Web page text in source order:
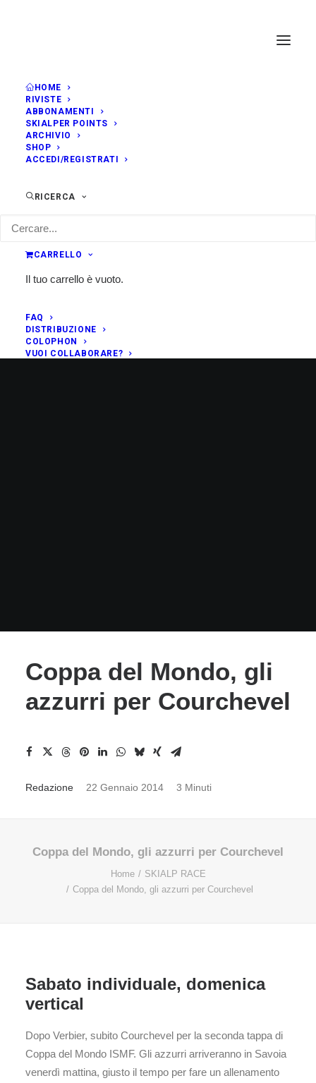
HOME
RIVISTE
ABBONAMENTI
SKIALPER POINTS
ARCHIVIO
SHOP
ACCEDI/REGISTRATI
RICERCA
CARRELLO
Il tuo carrello è vuoto.
FAQ
DISTRIBUZIONE
COLOPHON
VUOI COLLABORARE?
Coppa del Mondo, gli
azzurri per Courchevel
Redazione 22 Gennaio 2014 3 Minuti
Coppa del Mondo, gli azzurri per Courchevel
Home
SKIALP RACE
Coppa del Mondo, gli azzurri per Courchevel
Sabato individuale, domenica
vertical
Dopo Verbier, subito Courchevel per la seconda tappa di
Coppa del Mondo ISMF. Gli azzurri arriveranno in Savoia
venerdì mattina, giusto il tempo per fare un allenamento